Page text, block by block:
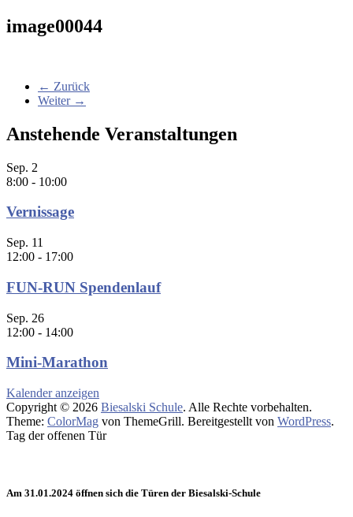
image00044
← Zurück
Weiter →
Anstehende Veranstaltungen
Sep. 2
8:00 - 10:00
Vernissage
Sep. 11
12:00 - 17:00
FUN-RUN Spendenlauf
Sep. 26
12:00 - 14:00
Mini-Marathon
Kalender anzeigen
Copyright © 2026 Biesalski Schule. Alle Rechte vorbehalten.
Theme: ColorMag von ThemeGrill. Bereitgestellt von WordPress.
Tag der offenen Tür
Am 31.01.2024 öffnen sich die Türen der Biesalski-Schule